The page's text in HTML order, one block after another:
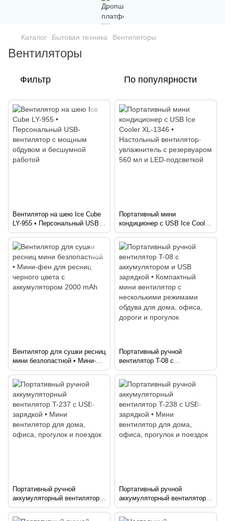
Каталог Бытовая техника Вентиляторы
Вентиляторы
Фильтр По популярности
Вентилятор на шею Ice Cube
LY-955 • Персональный USB-
вентилятор с мощным
обдувом и бесшумной работой
Портативный мини
кондиционер с USB Ice Cooler
XL-1346 • Настольный
вентилятор-увлажнитель с
резервуаром 560 мл и LED-
подсветкой
Вентилятор для сушки ресниц
мини безлопастной • Мини-
фен для ресниц черного
цвета с аккумулятором 2000
mAh
Портативный ручной
вентилятор T-08 с
аккумулятором и USB
зарядкой • Компактный мини
вентилятор с несколькими
режимами обдува для дома,
офиса, дороги и прогулок
Портативный ручной
аккумуляторный вентилятор
T-237 с USB-зарядкой • Мини
вентилятор для дома, офиса,
Портативный ручной
аккумуляторный вентилятор
T-238 с USB-зарядкой • Мини
вентилятор для дома, офиса,